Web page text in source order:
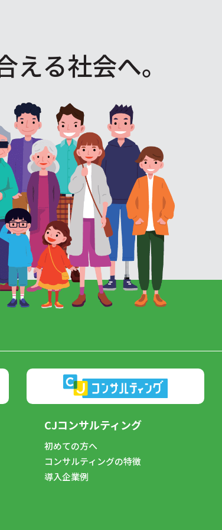
える社会へ。
CJコンサルティング
初めての方へ
コンサルティングの特徴
導入企業例